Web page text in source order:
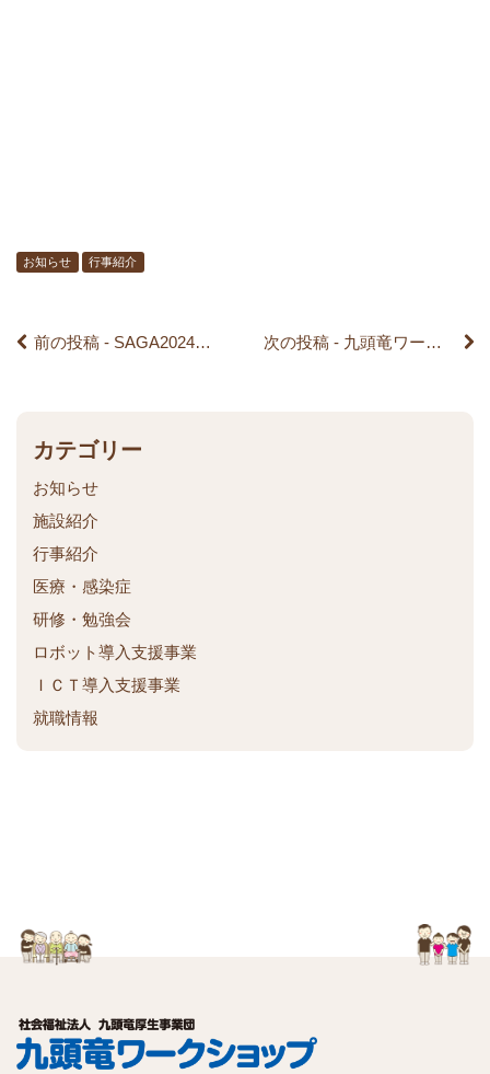
お知らせ 行事紹介
記
へ 前の投稿 - SAGA2024国スポ・全障スポ に出場される選手の壮行会を行いました。 次の投稿 - 九頭竜ワークショップ文化祭を行いました。
カテゴリー
お知らせ
施設紹介
行事紹介
医療・感染症
研修・勉強会
ロボット導入支援事業
ＩＣＴ導入支援事業
就職情報